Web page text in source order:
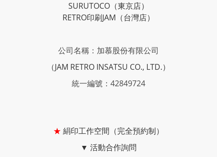
SURUTOCO （東京店）
RETRO印刷JAM （台灣店）
公司名稱：加慕股份有限公司
（JAM RETRO INSATSU CO., LTD.）
統一編號：42849724
★ 絹印工作空間（完全預約制）
▼ 活動合作詢問